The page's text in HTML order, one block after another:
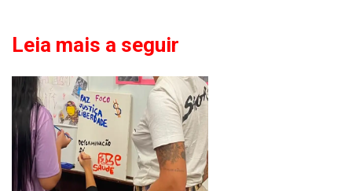
Leia mais a seguir